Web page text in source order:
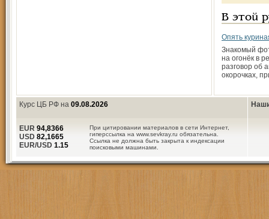
В этой
Опять
Знакомый
на огонёк в
разговор об
окорочках,
Курс ЦБ РФ на 09.08.2026
При цитировании материалов в сети Интернет,
гиперссылка на www.sevkray.ru обязательна.
Ссылка не должна быть закрыта к индексации
поисковыми машинами.
EUR 94,8366
USD 82,1665
EUR/USD 1.15